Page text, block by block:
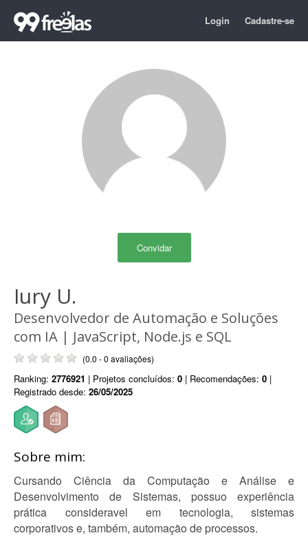
Login Cadastre-se
Convidar
Iury U.
Desenvolvedor de Automação e Soluções
com IA | JavaScript, Node.js e SQL
(0.0 - 0 avaliações)
Ranking: 2776921 | Projetos concluídos: 0 | Recomendações: 0 |
Registrado desde: 26/05/2025
Sobre mim:
Cursando Ciência da Computação e Análise e
Desenvolvimento de Sistemas, possuo experiência
prática consideravel em tecnologia, sistemas
corporativos e, também, automação de processos.